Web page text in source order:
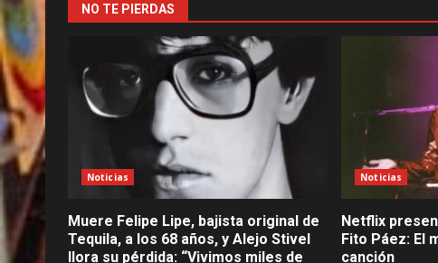
NO TE PIERDAS
Noticias
Muere Felipe Lipe, bajista original de
Tequila, a los 68 años, y Alejo Stivel
llora su pérdida: “Vivimos miles de
Noticias
Netflix
Fito Páez: El
canción